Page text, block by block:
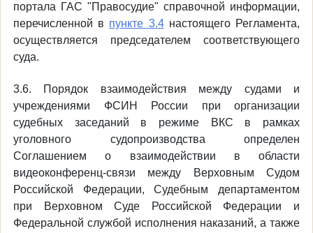
портала ГАС "Правосудие" справочной информации,
перечисленной в пункте 3.4настоящего Регламента,
осуществляется председателем соответствующего
суда.
3.6. Порядок взаимодействия между судами и
учреждениями ФСИН России при организации
судебных заседаний в режиме ВКС в рамках
уголовного судопроизводства определен
Соглашением о взаимодействии в области
видеоконференц-связи между Верховным Судом
Российской Федерации, Судебным департаментом
при Верховном Суде Российской Федерации и
Федеральной службой исполнения наказаний, а также